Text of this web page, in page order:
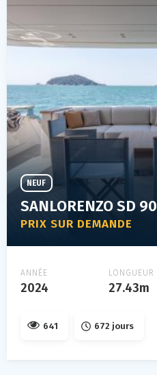
SANLORENZO SD 90
PRIX SUR DEMANDE
NEUF
ANNÉE
2024
LONGUEUR
27.43m
641 672 jours